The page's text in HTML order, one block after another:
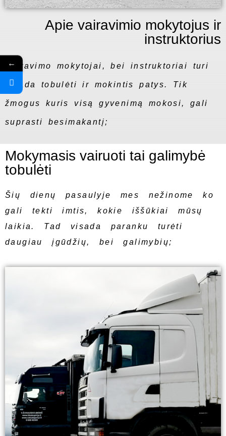
Apie vairavimio mokytojus ir
instruktorius
Vairavimo mokytojai, bei instruktoriai turi
visada tobulėti ir mokintis patys. Tik
žmogus kuris visą gyvenimą mokosi, gali
suprasti besimakantį;
Mokymasis vairuoti tai galimybė
tobulėti
Šių dienų pasaulyje mes nežinome ko
gali tekti imtis, kokie iššūkiai mūsų
laikia. Tad visada paranku turėti
daugiau įgūdžių, bei galimybių;
←